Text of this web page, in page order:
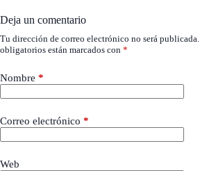
Deja un comentario
Tu dirección de correo electrónico no será publicada.
obligatorios están marcados con *
Nombre *
Correo electrónico *
Web